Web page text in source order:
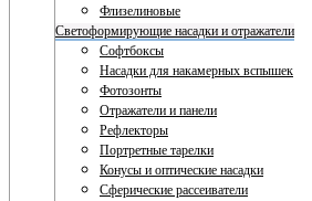
Флизелиновые
Светоформирующие насадки и отражатели
Софтбоксы
Насадки для накамерных вспышек
Фотозонты
Отражатели и панели
Рефлекторы
Портретные тарелки
Конусы и оптические насадки
Сферические рассеиватели